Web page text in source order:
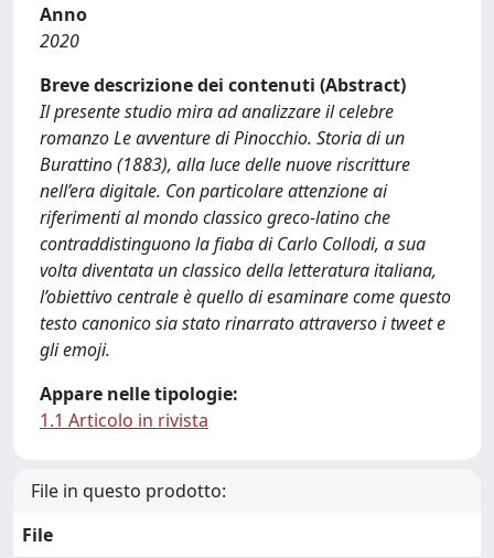
Anno
2020
Breve descrizione dei contenuti (Abstract)
Il presente studio mira ad analizzare il celebre
romanzo Le avventure di Pinocchio. Storia di un
Burattino (1883), alla luce delle nuove riscritture
nell’era digitale. Con particolare attenzione ai
riferimenti al mondo classico greco-latino che
contraddistinguono la fiaba di Carlo Collodi, a sua
volta diventata un classico della letteratura italiana,
l’obiettivo centrale è quello di esaminare come questo
testo canonico sia stato rinarrato attraverso i tweet e
gli emoji.
Appare nelle tipologie:
1.1 Articolo in rivista
File in questo prodotto:
File